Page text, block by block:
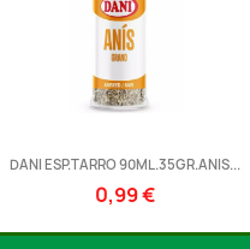
DANI ESP.TARRO 90ML.35GR.ANIS...
0,99 €